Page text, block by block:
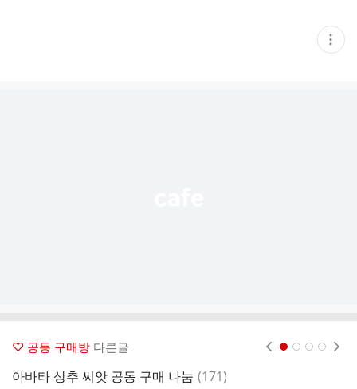
현
재
♡ 공동 구매방 다른글
아바타 상추 씨앗 공동 구매 나눔 댓
(171)